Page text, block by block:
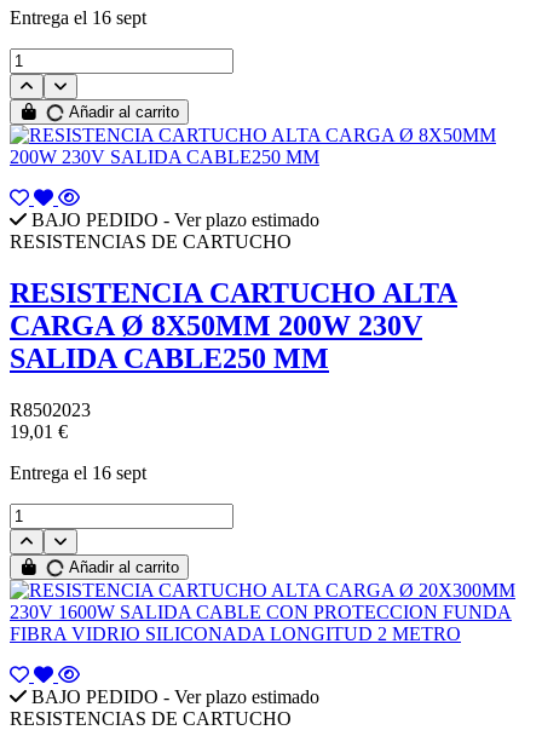
Entrega el 16 sept
Añadir al carrito
BAJO PEDIDO - Ver plazo estimado
RESISTENCIAS DE CARTUCHO
RESISTENCIA CARTUCHO ALTA
CARGA Ø 8X50MM 200W 230V
SALIDA CABLE250 MM
R8502023
19,01 €
Entrega el 16 sept
Añadir al carrito
BAJO PEDIDO - Ver plazo estimado
RESISTENCIAS DE CARTUCHO